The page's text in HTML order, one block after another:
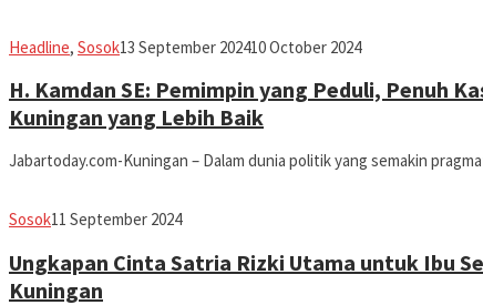
Headline, Sosokfathiyya
13 September 202410 October 2024
H. Kamdan SE: Pemimpin yang Peduli, Penuh
Kuningan yang Lebih Baik
Jabartoday.com-Kuningan – Dalam dunia politik yang semakin
Sosokfathiyya
11 September 2024
Ungkapan Cinta Satria Rizki Utama untuk Ibu
Kuningan